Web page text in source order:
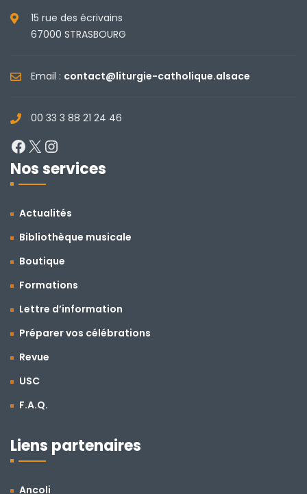
15 rue des écrivains
67000 STRASBOURG
Email : contact@liturgie-catholique.alsace
00 33 3 88 21 24 46
Facebook
X
Nos services
Actualités
Bibliothèque musicale
Boutique
Formations
Lettre d’information
Préparer vos célébrations
Revue
USC
F.A.Q.
Liens partenaires
Ancoli